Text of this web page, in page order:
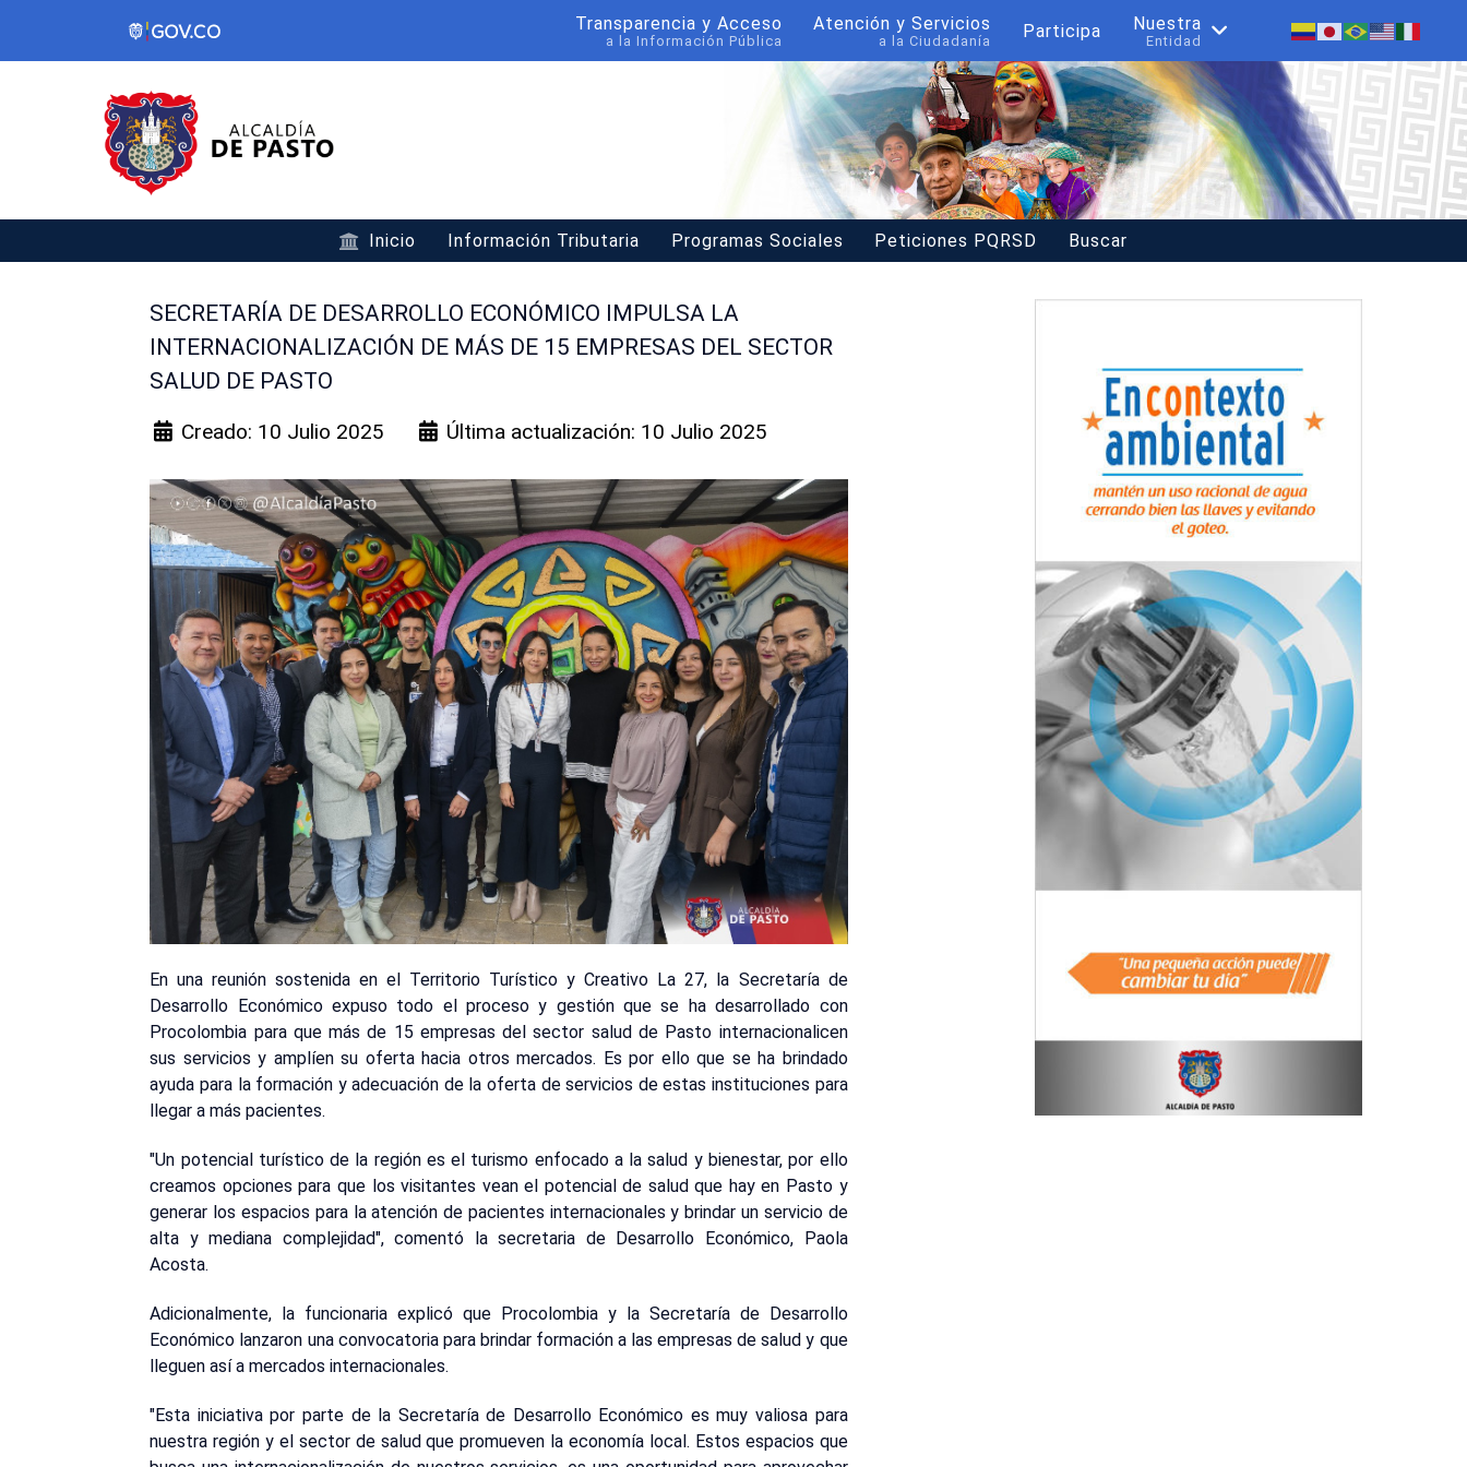
Transparencia y Acceso
a la Información Pública
Atención y Servicios
a la Ciudadanía Participa Nuestra
Entidad
Inicio Información Tributaria Programas Sociales Peticiones PQRSD Buscar
SECRETARÍA DE DESARROLLO ECONÓMICO IMPULSA LA
INTERNACIONALIZACIÓN DE MÁS DE 15 EMPRESAS DEL SECTOR
SALUD DE PASTO
Creado: 10 Julio 2025 Última actualización: 10 Julio 2025
En una reunión sostenida en el Territorio Turístico y Creativo La 27, la Secretaría de
Desarrollo Económico expuso todo el proceso y gestión que se ha desarrollado con
Procolombia para que más de 15 empresas del sector salud de Pasto internacionalicen
sus servicios y amplíen su oferta hacia otros mercados. Es por ello que se ha brindado
ayuda para la formación y adecuación de la oferta de servicios de estas instituciones para
llegar a más pacientes.
"Un potencial turístico de la región es el turismo enfocado a la salud y bienestar, por ello
creamos opciones para que los visitantes vean el potencial de salud que hay en Pasto y
generar los espacios para la atención de pacientes internacionales y brindar un servicio de
alta y mediana complejidad", comentó la secretaria de Desarrollo Económico, Paola
Acosta.
Adicionalmente, la funcionaria explicó que Procolombia y la Secretaría de Desarrollo
Económico lanzaron una convocatoria para brindar formación a las empresas de salud y que
lleguen así a mercados internacionales.
"Esta iniciativa por parte de la Secretaría de Desarrollo Económico es muy valiosa para
nuestra región y el sector de salud que promueven la economía local. Estos espacios que